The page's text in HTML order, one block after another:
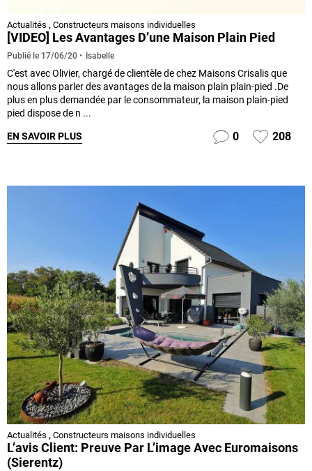
Actualités , Constructeurs maisons individuelles
[VIDEO] Les Avantages D’une Maison Plain Pied
Publié le 17/06/20 Isabelle
C'est avec Olivier, chargé de clientèle de chez Maisons Crisalis que
nous allons parler des avantages de la maison plain plain-pied .De
plus en plus demandée par le consommateur, la maison plain-pied
pied dispose de n ...
EN SAVOIR PLUS 0 208
Actualités , Constructeurs maisons individuelles
L’avis Client: Preuve Par L’image Avec Euromaisons
(Sierentz)